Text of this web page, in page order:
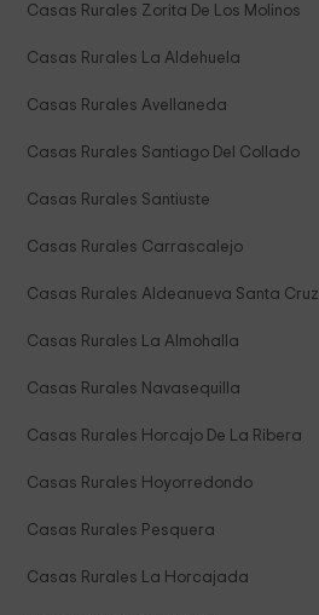
Casas Rurales Zorita De Los Molinos
Casas Rurales La Aldehuela
Casas Rurales Avellaneda
Casas Rurales Santiago Del Collado
Casas Rurales Santiuste
Casas Rurales Carrascalejo
Casas Rurales Aldeanueva Santa Cruz
Casas Rurales La Almohalla
Casas Rurales Navasequilla
Casas Rurales Horcajo De La Ribera
Casas Rurales Hoyorredondo
Casas Rurales Pesquera
Casas Rurales La Horcajada